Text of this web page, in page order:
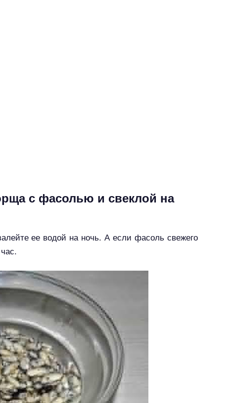
с фасолью и свеклой на
ее водой на ночь. А если фасоль свежего